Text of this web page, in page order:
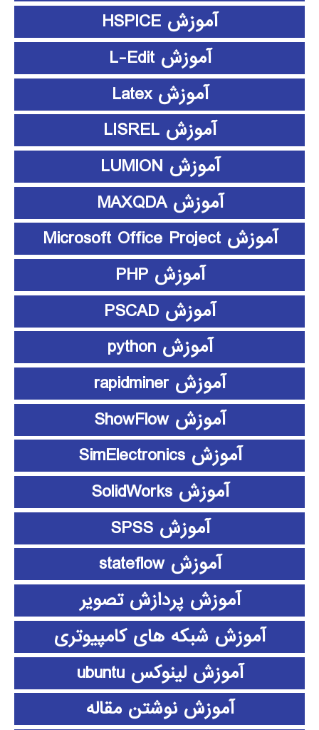
آموزش HSPICE
آموزش L-Edit
آموزش Latex
آموزش LISREL
آموزش LUMION
آموزش MAXQDA
آموزش Microsoft Office Project
آموزش PHP
آموزش PSCAD
آموزش python
آموزش rapidminer
آموزش ShowFlow
آموزش SimElectronics
آموزش SolidWorks
آموزش SPSS
آموزش stateflow
آموزش پردازش تصویر
آموزش شبکه های کامپیوتری
آموزش لینوکس ubuntu
آموزش نوشتن مقاله